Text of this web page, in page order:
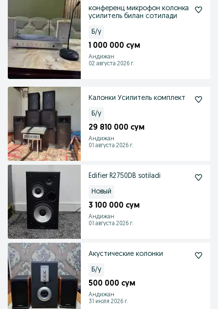
конференц микрофон колонка
усилитель билан сотилади
Б/у
1 000 000 сум
Андижан
02 августа 2026 г.
Калонки Усилитель комплект
Б/у
29 810 000 сум
Андижан
01 августа 2026 г.
Edifier R2750DB sotiladi
Новый
3 100 000 сум
Андижан
01 августа 2026 г.
Акустические колонки
Б/у
500 000 сум
Андижан
31 июля 2026 г.